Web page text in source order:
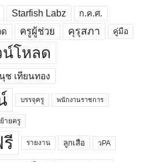
Starfish Labz ก.ค.ศ.
ด ครูผู้ช่วย คุรุสภา คู่มือ
น์โหลด
ช เทียนทอง
บรรจุครู พนักงานราชการ
ย้ายครู
รายงาน ลูกเสือ วPA